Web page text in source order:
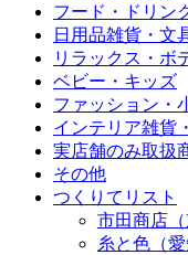
フード・ドリン
日用品雑貨・文
リラックス・ボ
ベビー・キッズ
ファッション・
インテリア雑貨
実店舗のみ取扱
その他
つくりてリスト
市田商店（
糸と色（愛